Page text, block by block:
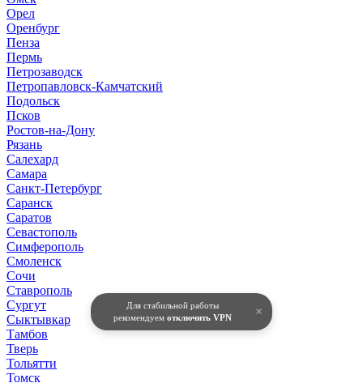
Для стабильной работы
рекомендуем отключить VPN ×
Орел
Оренбург
Пенза
Пермь
Петрозаводск
Петропавловск-Камчатский
Подольск
Псков
Ростов-на-Дону
Рязань
Салехард
Самара
Санкт-Петербург
Саранск
Саратов
Севастополь
Симферополь
Смоленск
Сочи
Ставрополь
Сургут
Сыктывкар
Тамбов
Тверь
Тольятти
Томск